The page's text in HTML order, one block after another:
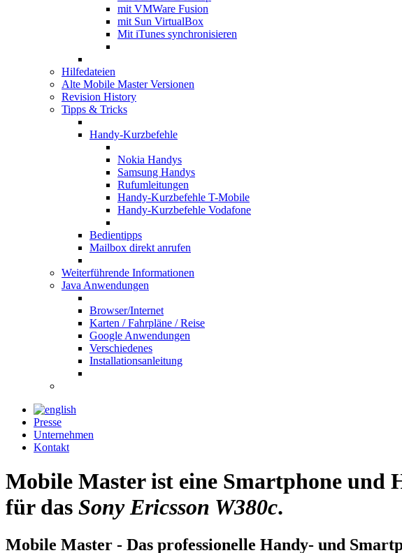
mit VMWare Fusion
mit Sun VirtualBox
Mit iTunes synchronisieren
Hilfedateien
Alte Mobile Master Versionen
Revision History
Tipps & Tricks
Handy-Kurzbefehle
Nokia Handys
Samsung Handys
Rufumleitungen
Handy-Kurzbefehle T-Mobile
Handy-Kurzbefehle Vodafone
Bedientipps
Mailbox direkt anrufen
Weiterführende Informationen
Java Anwendungen
Browser/Internet
Karten / Fahrpläne / Reise
Google Anwendungen
Verschiedenes
Installationsanleitung
Presse
Unternehmen
Kontakt
Mobile Master ist eine Smartphone und
für das Sony Ericsson W380c.
Mobile Master - Das professionelle Handy- und